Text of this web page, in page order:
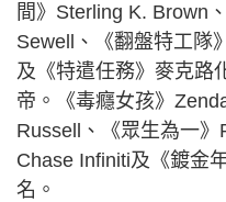
間》Sterling K. Brown
Sewell、《翻盤特工隊
及《特遣任務》麥克路
帝。《毒癮女孩》
Russell、《眾生為一》
Chase Infiniti及《鍍金
名。